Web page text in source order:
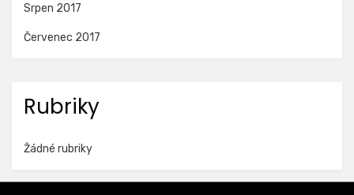
Srpen 2017
Červenec 2017
Rubriky
Žádné rubriky